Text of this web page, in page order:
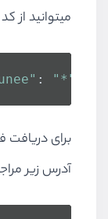
میتوانید از
: "*"
برای دریافت
آدرس زیر